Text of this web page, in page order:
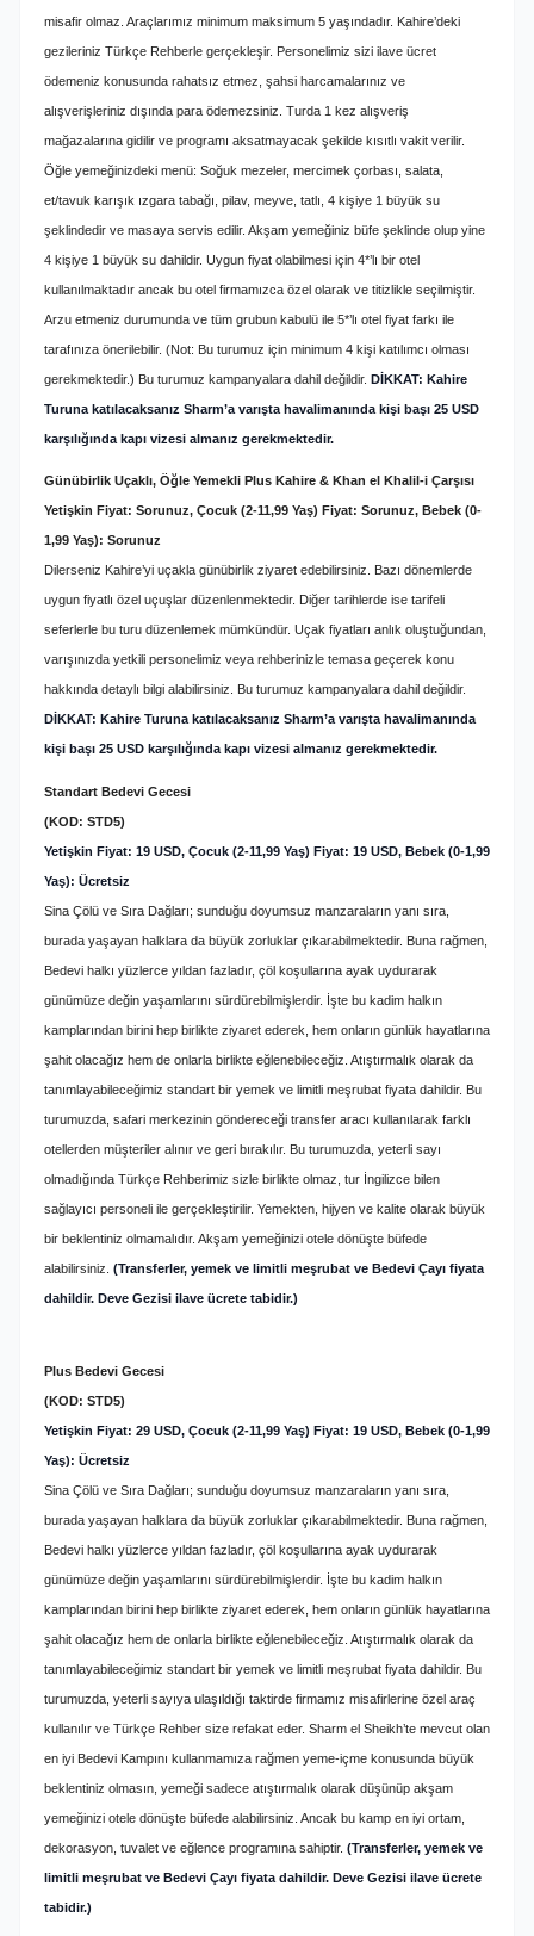
misafir olmaz. Araçlarımız minimum maksimum 5 yaşındadır. Kahire’deki
gezileriniz Türkçe Rehberle gerçekleşir. Personelimiz sizi ilave ücret
ödemeniz konusunda rahatsız etmez, şahsi harcamalarınız ve
alışverişleriniz dışında para ödemezsiniz. Turda 1 kez alışveriş
mağazalarına gidilir ve programı aksatmayacak şekilde kısıtlı vakit verilir.
Öğle yemeğinizdeki menü: Soğuk mezeler, mercimek çorbası, salata,
et/tavuk karışık ızgara tabağı, pilav, meyve, tatlı, 4 kişiye 1 büyük su
şeklindedir ve masaya servis edilir. Akşam yemeğiniz büfe şeklinde olup yine
4 kişiye 1 büyük su dahildir. Uygun fiyat olabilmesi için 4*’lı bir otel
kullanılmaktadır ancak bu otel firmamızca özel olarak ve titizlikle seçilmiştir.
Arzu etmeniz durumunda ve tüm grubun kabulü ile 5*’lı otel fiyat farkı ile
tarafınıza önerilebilir. (Not: Bu turumuz için minimum 4 kişi katılımcı olması
gerekmektedir.) Bu turumuz kampanyalara dahil değildir. DİKKAT: Kahire
Turuna katılacaksanız Sharm’a varışta havalimanında kişi başı 25 USD
karşılığında kapı vizesi almanız gerekmektedir.
Günübirlik Uçaklı, Öğle Yemekli Plus Kahire & Khan el Khalil-i Çarşısı
Yetişkin Fiyat: Sorunuz, Çocuk (2-11,99 Yaş) Fiyat: Sorunuz, Bebek (0-
1,99 Yaş): Sorunuz
Dilerseniz Kahire’yi uçakla günübirlik ziyaret edebilirsiniz. Bazı dönemlerde
uygun fiyatlı özel uçuşlar düzenlenmektedir. Diğer tarihlerde ise tarifeli
seferlerle bu turu düzenlemek mümkündür. Uçak fiyatları anlık oluştuğundan,
varışınızda yetkili personelimiz veya rehberinizle temasa geçerek konu
hakkında detaylı bilgi alabilirsiniz. Bu turumuz kampanyalara dahil değildir.
DİKKAT: Kahire Turuna katılacaksanız Sharm’a varışta havalimanında
kişi başı 25 USD karşılığında kapı vizesi almanız gerekmektedir.
Standart Bedevi Gecesi
(KOD: STD5)
Yetişkin Fiyat: 19 USD, Çocuk (2-11,99 Yaş) Fiyat: 19 USD, Bebek (0-1,99
Yaş): Ücretsiz
Sina Çölü ve Sıra Dağları; sunduğu doyumsuz manzaraların yanı sıra,
burada yaşayan halklara da büyük zorluklar çıkarabilmektedir. Buna rağmen,
Bedevi halkı yüzlerce yıldan fazladır, çöl koşullarına ayak uydurarak
günümüze değin yaşamlarını sürdürebilmişlerdir. İşte bu kadim halkın
kamplarından birini hep birlikte ziyaret ederek, hem onların günlük hayatlarına
şahit olacağız hem de onlarla birlikte eğlenebileceğiz. Atıştırmalık olarak da
tanımlayabileceğimiz standart bir yemek ve limitli meşrubat fiyata dahildir. Bu
turumuzda, safari merkezinin göndereceği transfer aracı kullanılarak farklı
otellerden müşteriler alınır ve geri bırakılır. Bu turumuzda, yeterli sayı
olmadığında Türkçe Rehberimiz sizle birlikte olmaz, tur İngilizce bilen
sağlayıcı personeli ile gerçekleştirilir. Yemekten, hijyen ve kalite olarak büyük
bir beklentiniz olmamalıdır. Akşam yemeğinizi otele dönüşte büfede
alabilirsiniz. (Transferler, yemek ve limitli meşrubat ve Bedevi Çayı fiyata
dahildir. Deve Gezisi ilave ücrete tabidir.)
Plus Bedevi Gecesi
(KOD: STD5)
Yetişkin Fiyat: 29 USD, Çocuk (2-11,99 Yaş) Fiyat: 19 USD, Bebek (0-1,99
Yaş): Ücretsiz
Sina Çölü ve Sıra Dağları; sunduğu doyumsuz manzaraların yanı sıra,
burada yaşayan halklara da büyük zorluklar çıkarabilmektedir. Buna rağmen,
Bedevi halkı yüzlerce yıldan fazladır, çöl koşullarına ayak uydurarak
günümüze değin yaşamlarını sürdürebilmişlerdir. İşte bu kadim halkın
kamplarından birini hep birlikte ziyaret ederek, hem onların günlük hayatlarına
şahit olacağız hem de onlarla birlikte eğlenebileceğiz. Atıştırmalık olarak da
tanımlayabileceğimiz standart bir yemek ve limitli meşrubat fiyata dahildir. Bu
turumuzda, yeterli sayıya ulaşıldığı taktirde firmamız misafirlerine özel araç
kullanılır ve Türkçe Rehber size refakat eder. Sharm el Sheikh’te mevcut olan
en iyi Bedevi Kampını kullanmamıza rağmen yeme-içme konusunda büyük
beklentiniz olmasın, yemeği sadece atıştırmalık olarak düşünüp akşam
yemeğinizi otele dönüşte büfede alabilirsiniz. Ancak bu kamp en iyi ortam,
dekorasyon, tuvalet ve eğlence programına sahiptir. (Transferler, yemek ve
limitli meşrubat ve Bedevi Çayı fiyata dahildir. Deve Gezisi ilave ücrete
tabidir.)